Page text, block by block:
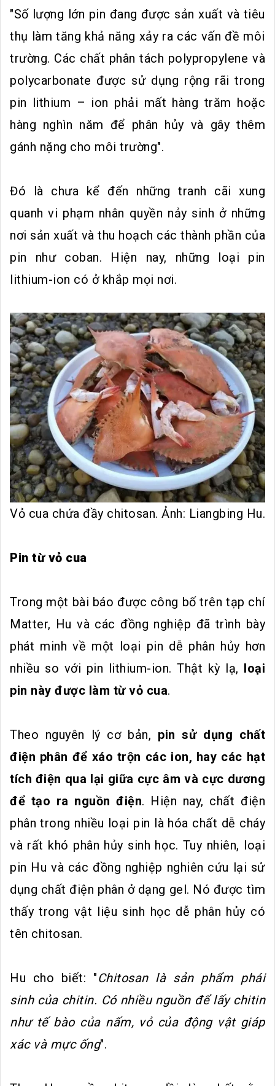
"Số lượng lớn pin đang được sản xuất và tiêu
thụ làm tăng khả năng xảy ra các vấn đề môi
trường. Các chất phân tách polypropylene và
polycarbonate được sử dụng rộng rãi trong
pin lithium – ion phải mất hàng trăm hoặc
hàng nghìn năm để phân hủy và gây thêm
gánh nặng cho môi trường".
Đó là chưa kể đến những tranh cãi xung
quanh vi phạm nhân quyền nảy sinh ở những
nơi sản xuất và thu hoạch các thành phần của
pin như coban. Hiện nay, những loại pin
lithium-ion có ở khắp mọi nơi.
Vỏ cua chứa đầy chitosan. Ảnh: Liangbing Hu.
Pin từ vỏ cua
Trong một bài báo được công bố trên tạp chí
Matter, Hu và các đồng nghiệp đã trình bày
phát minh về một loại pin dễ phân hủy hơn
nhiều so với pin lithium-ion. Thật kỳ lạ, loại
pin này được làm từ vỏ cua.
Theo nguyên lý cơ bản, pin sử dụng chất
điện phân để xáo trộn các ion, hay các hạt
tích điện qua lại giữa cực âm và cực dương
để tạo ra nguồn điện. Hiện nay, chất điện
phân trong nhiều loại pin là hóa chất dễ cháy
và rất khó phân hủy sinh học. Tuy nhiên, loại
pin Hu và các đồng nghiệp nghiên cứu lại sử
dụng chất điện phân ở dạng gel. Nó được tìm
thấy trong vật liệu sinh học dễ phân hủy có
tên chitosan.
Hu cho biết: "Chitosan là sản phẩm phái
sinh của chitin. Có nhiều nguồn để lấy chitin
như tế bào của nấm, vỏ của động vật giáp
xác và mực ống".